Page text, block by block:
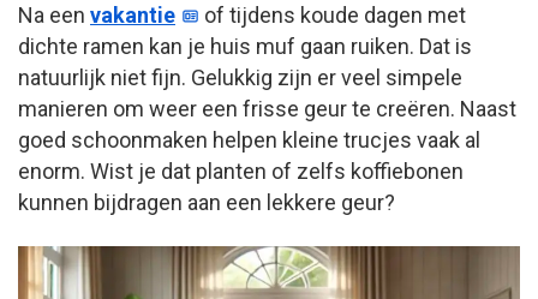
Na een vakantie
of tijdens koude dagen met
dichte ramen kan je huis muf gaan ruiken. Dat is
natuurlijk niet fijn. Gelukkig zijn er veel simpele
manieren om weer een frisse geur te creëren. Naast
goed schoonmaken helpen kleine trucjes vaak al
enorm. Wist je dat planten of zelfs koffiebonen
kunnen bijdragen aan een lekkere geur?